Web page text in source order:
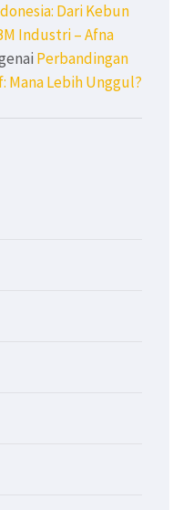
Dari Kebun
Industri – Afna
Perbandingan
Mana Lebih Unggul?